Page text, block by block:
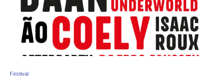
Festival